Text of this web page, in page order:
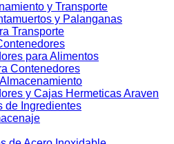
y Transporte
y Palanganas
Transporte
para Alimentos
Contenedores
y Cajas Hermeticas Araven
de Ingredientes